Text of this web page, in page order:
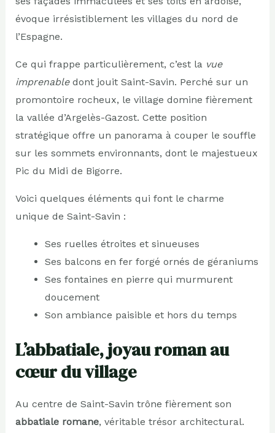
évoque irrésistiblement les villages du nord de
l’Espagne.
Ce qui frappe particulièrement, c’est la vue
imprenabledont jouit Saint-Savin. Perché sur un
promontoire rocheux, le village domine fièrement
la vallée d’Argelès-Gazost. Cette position
stratégique offre un panorama à couper le souffle
sur les sommets environnants, dont le majestueux
Pic du Midi de Bigorre.
Voici quelques éléments qui font le charme
unique de Saint-Savin :
Ses ruelles étroites et sinueuses
Ses balcons en fer forgé ornés de géraniums
Ses fontaines en pierre qui murmurent
doucement
Son ambiance paisible et hors du temps
L’abbatiale, joyau roman au
cœur du village
Au centre de Saint-Savin trône fièrement son
abbatiale romane, véritable trésor architectural.